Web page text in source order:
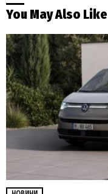
You May Also Like